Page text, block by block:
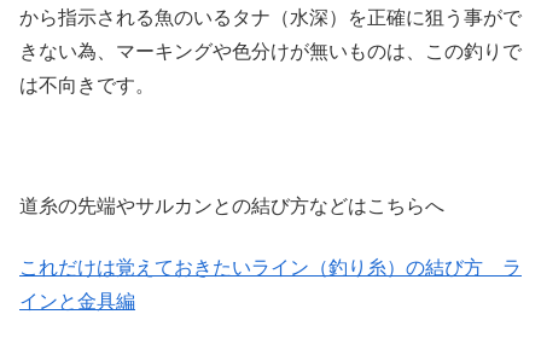
から指示される魚のいるタナ（水深）を正確に狙う事がで
きない為、マーキングや色分けが無いものは、この釣りで
は不向きです。
道糸の先端やサルカンとの結び方などはこちらへ
これだけは覚えておきたいライン（釣り糸）の結び方 ラ
インと金具編